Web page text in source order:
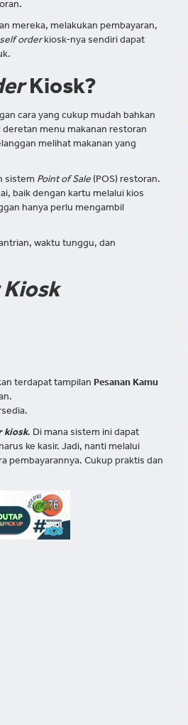
mereka, melakukan pembayaran,
self orderkiosk-nya sendiri dapat
Kiosk?
cara yang cukup mudah bahkan
deretan menu makanan restoran
melihat makanan yang
sistem Point of Sale (POS) restoran.
baik dengan kartu melalui kios
hanya perlu mengambil
waktu tunggu, dan
terdapat tampilan Pesanan Kamu
kiosk. Di mana sistem ini dapat
ke kasir. Jadi, nanti melalui
pembayarannya. Cukup praktis dan